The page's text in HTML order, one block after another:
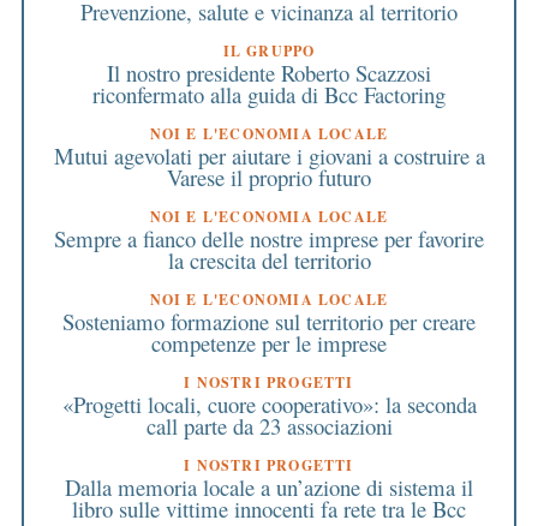
Prevenzione, salute e vicinanza al territorio
IL GRUPPO
Il nostro presidente Roberto Scazzosi
riconfermato alla guida di Bcc Factoring
NOI E L'ECONOMIA LOCALE
Mutui agevolati per aiutare i giovani a costruire a
Varese il proprio futuro
NOI E L'ECONOMIA LOCALE
Sempre a fianco delle nostre imprese per favorire
la crescita del territorio
NOI E L'ECONOMIA LOCALE
Sosteniamo formazione sul territorio per creare
competenze per le imprese
I NOSTRI PROGETTI
«Progetti locali, cuore cooperativo»: la seconda
call parte da 23 associazioni
I NOSTRI PROGETTI
Dalla memoria locale a un’azione di sistema il
libro sulle vittime innocenti fa rete tra le Bcc